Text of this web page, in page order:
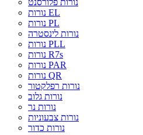
נורות פלורסנט
נורות EL
נורות PL
נורות לינסטרה
נורות PLL
נורות R7s
נורות PAR
נורות QR
נורות רפלקטור
נורות גלוב
נורות נר
נורות צבעוניות
נורות כדור